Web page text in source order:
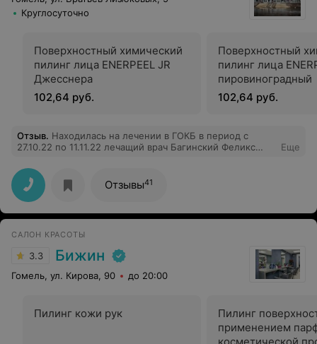
Круглосуточно
Поверхностный химический
пилинг лица ENERPEEL JR
Джесснера
102,64 руб.
Поверхностный
пилинг лица
пировиноградный
102,64 руб.
Отзыв. Находилась на лечении в ГОКБ в период с
27.10.22 по 11.11.22 лечащий врач Багинский Феликс
наблюдать как этот врач с большой буквы относится к
пациентам которые ему доверились. Это человек
который является высококлассным специалистом
своего дела. Очень внимательно относится к
пациентам, объясняет всё доступно и понятно. При
в неврологию, то только к нему.
Еще
Отзывы41
САЛОН КРАСОТЫ
3.3 Бижин
Гомель, ул. Кирова, 90 до 20:00
Пилинг кожи рук
Пилинг
применением